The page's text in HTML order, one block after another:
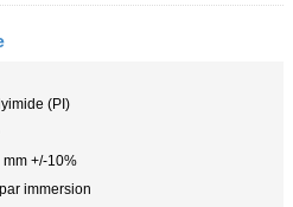
(PI)
mm +/-10%
immersion